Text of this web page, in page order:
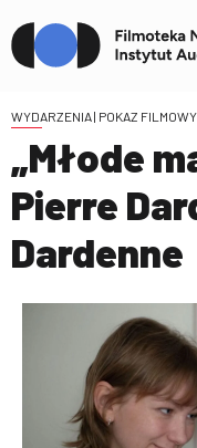
WYDARZENIA| POKAZ FILMOWY
„Młode
Pierre
Dardenne